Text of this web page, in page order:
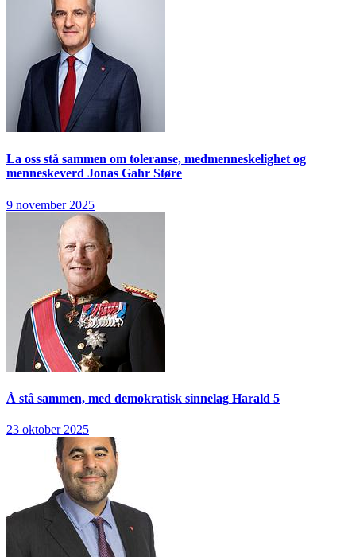
La oss stå sammen om toleranse, medmenneskelighet og
menneskeverd Jonas Gahr Støre
9 november 2025
Å stå sammen, med demokratisk sinnelag Harald 5
23 oktober 2025